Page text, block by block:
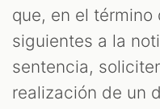
que, en el
siguientes a la
sentencia,
realización de un